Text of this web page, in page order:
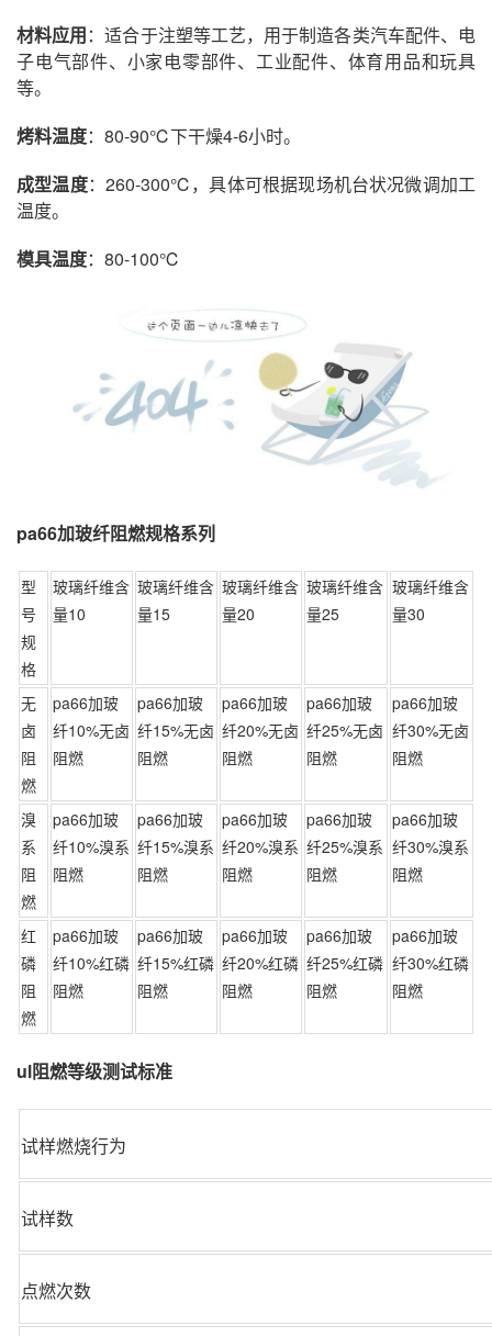
材料应用：适合于注塑等工艺，用于制造各类汽车配件、电
子电气部件、小家电零部件、工业配件、体育用品和玩具
等。
烤料温度：80-90℃下干燥4-6小时。
成型温度：260-300℃，具体可根据现场机台状况微调加工
温度。
模具温度：80-100℃
pa66加玻纤阻燃规格系列
型
号
规
格
玻璃纤维含
量10
玻璃纤维含
量15
玻璃纤维含
量20
玻璃纤维含
量25
玻璃纤维含
量30
无
卤
阻
燃
pa66加玻
纤10%无卤
阻燃
pa66加玻
纤15%无卤
阻燃
pa66加玻
纤20%无卤
阻燃
pa66加玻
纤25%无卤
阻燃
pa66加玻
纤30%无卤
阻燃
溴
系
阻
燃
pa66加玻
纤10%溴系
阻燃
pa66加玻
纤15%溴系
阻燃
pa66加玻
纤20%溴系
阻燃
pa66加玻
纤25%溴系
阻燃
pa66加玻
纤30%溴系
阻燃
红
磷
阻
燃
pa66加玻
纤10%红磷
阻燃
pa66加玻
纤15%红磷
阻燃
pa66加玻
纤20%红磷
阻燃
pa66加玻
纤25%红磷
阻燃
pa66加玻
纤30%红磷
阻燃
ul阻燃等级测试标准
试样燃烧行为
试样数
点燃次数